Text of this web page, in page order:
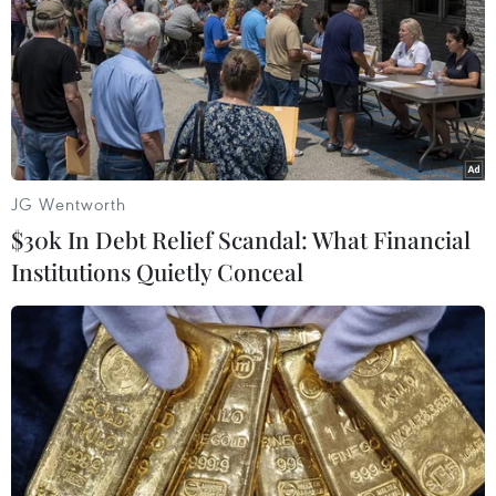
Theo dõi VietnamPlus
TIN LIÊN QUAN
JG Wentworth
$30k In Debt Relief Scandal: What Financial
Institutions Quietly Conceal